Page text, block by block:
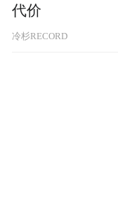
代价
冷杉RECORD